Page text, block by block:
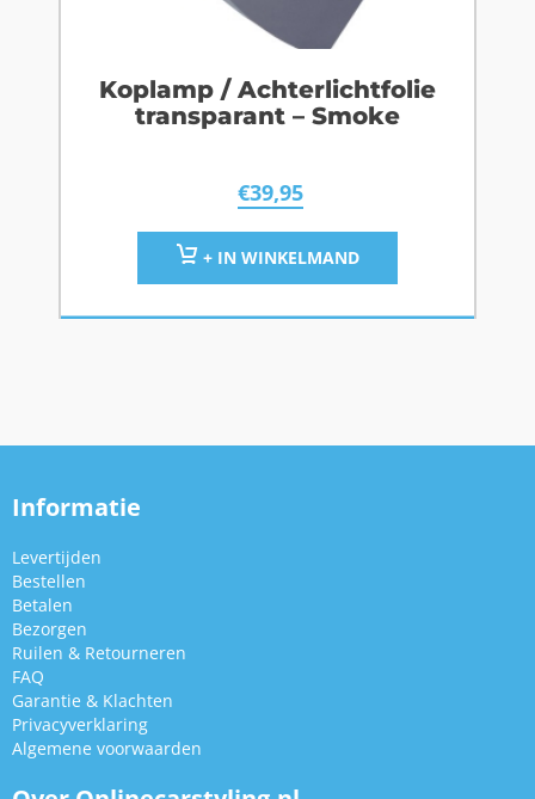
Koplamp / Achterlichtfolie
transparant – Smoke
€39,95
+ IN WINKELMAND
Informatie
Levertijden
Bestellen
Betalen
Bezorgen
Ruilen & Retourneren
FAQ
Garantie & Klachten
Privacyverklaring
Algemene voorwaarden